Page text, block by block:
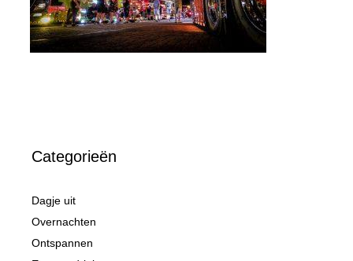
Categorieën
Dagje uit
Overnachten
Ontspannen